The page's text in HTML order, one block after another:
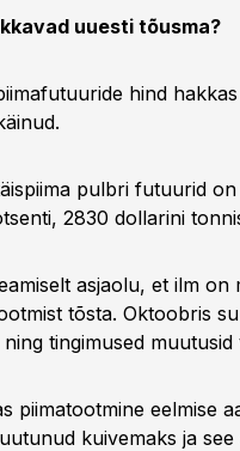
uuesti tõusma?
hind
pulbri futuurid
2830 dollarini
asjaolu, et ilm
tõsta. Oktoobris
tingimused muutusid
piimatootmine eelmise
kuivemaks ja